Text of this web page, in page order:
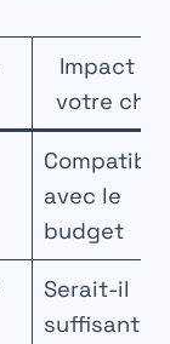
Impact
votre
avec le
budget
Serait-il
suffisant